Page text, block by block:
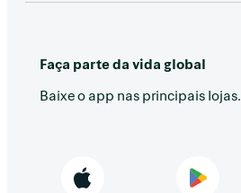
Faça parte da vida global
Baixe o app nas principais lojas.